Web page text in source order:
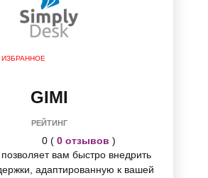
ИЗБРАННОЕ
GIMI
РЕЙТИНГ
0 ( 0 отзывов )
вам быстро внедрить
адаптированную к вашей